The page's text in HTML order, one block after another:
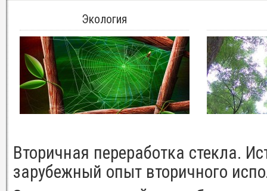
Экология
Вторичная переработка стекла.
зарубежный опыт вторичного